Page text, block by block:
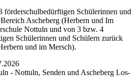
förderschulbedürftigen Schülerinnen und
Ascheberg (Herbern und Im
Nottuln und von 3 bzw. 4
Schülerinnen und Schülern zurück
und im Mersch).
- Nottuln, Senden und Ascheberg Los-